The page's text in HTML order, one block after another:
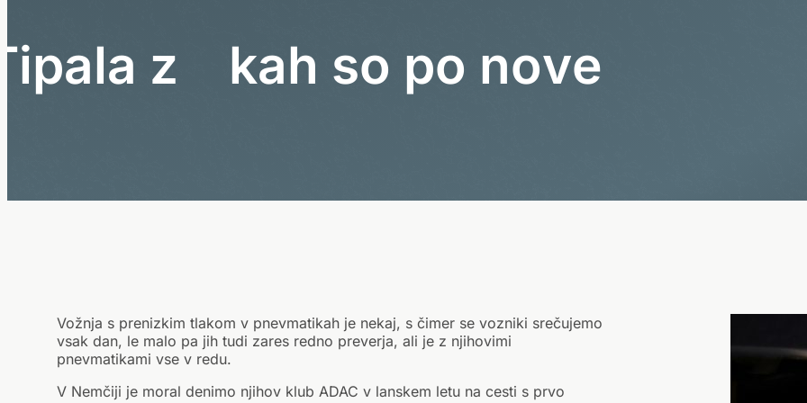
ipala z mer k ah so po
Vožnja s prenizkim tlakom v pnevmatikah je nekaj, s čimer se vozniki srečujemo
vsak dan, le malo pa jih tudi zares redno preverja, ali je z njihovimi
pnevmatikami vse v redu.
V Nemčiji je moral denimo njihov klub ADAC v lanskem letu na cesti s prvo